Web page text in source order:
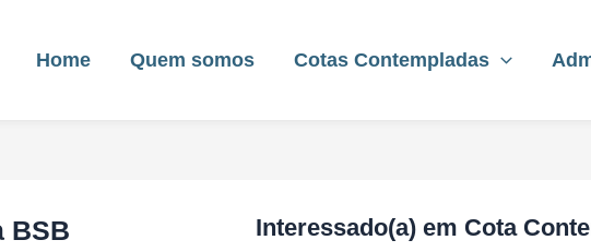
Home Quem somos Cotas Contempladas
BSB Interessado(a) em Cota